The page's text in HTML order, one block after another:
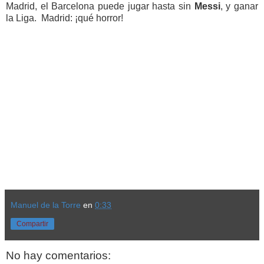
Madrid, el Barcelona puede jugar hasta sin Messi, y ganar
la Liga. Madrid: ¡qué horror!
Manuel de la Torre en 0:33
Compartir
No hay comentarios: